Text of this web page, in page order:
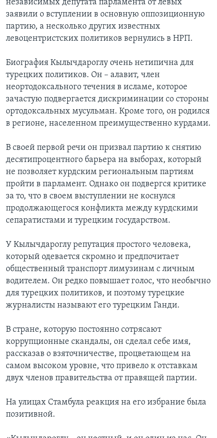
независимых депутата парламента от левых
заявили о вступлении в основную оппозиционную
партию, а несколько других известных
левоцентристских политиков вернулись в НРП.
Биография Кылычдароглу очень нетипична для
турецких политиков. Он – алавит, член
неортодоксального течения в исламе, которое
зачастую подвергается дискриминации со стороны
ортодоксальных мусульман. Кроме того, он родился
в регионе, населенном преимущественно курдами.
В своей первой речи он призвал партию к снятию
десятипроцентного барьера на выборах, который
не позволяет курдским региональным партиям
пройти в парламент. Однако он подвергся критике
за то, что в своем выступлении не коснулся
продолжающегося конфликта между курдскими
сепаратистами и турецким государством.
У Кылычдароглу репутация простого человека,
который одевается скромно и предпочитает
общественный транспорт лимузинам с личным
водителем. Он редко повышает голос, что необычно
для турецких политиков, и поэтому турецкие
журналисты называют его турецким Ганди.
В стране, которую постоянно сотрясают
коррупционные скандалы, он сделал себе имя,
рассказав о взяточничестве, процветающем на
самом высоком уровне, что привело к отставкам
двух членов правительства от правящей партии.
На улицах Стамбула реакция на его избрание была
позитивной.